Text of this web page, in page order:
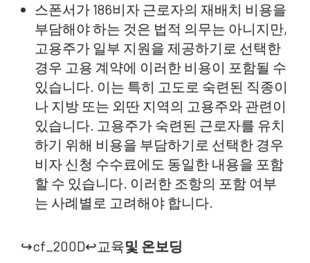
스폰서가 186비자 근로자의 재배치 비용을
부담해야 하는 것은 법적 의무는 아니지만,
고용주가 일부 지원을 제공하기로 선택한
경우 고용 계약에 이러한 비용이 포함될 수
있습니다. 이는 특히 고도로 숙련된 직종이
나 지방 또는 외딴 지역의 고용주와 관련이
있습니다. 고용주가 숙련된 근로자를 유치
하기 위해 비용을 부담하기로 선택한 경우
비자 신청 수수료에도 동일한 내용을 포함
할 수 있습니다. 이러한 조항의 포함 여부
는 사례별로 고려해야 합니다.
↪cf_200D↩교육및 온보딩